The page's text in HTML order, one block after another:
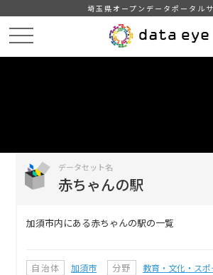
埼玉県オープンデータポータル
データセット名
赤ちゃんの駅
加須市内にある赤ちゃんの駅の一覧
自治体 加須市 分野 教育・文化・ス